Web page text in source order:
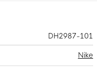
DH2987-101
Nike